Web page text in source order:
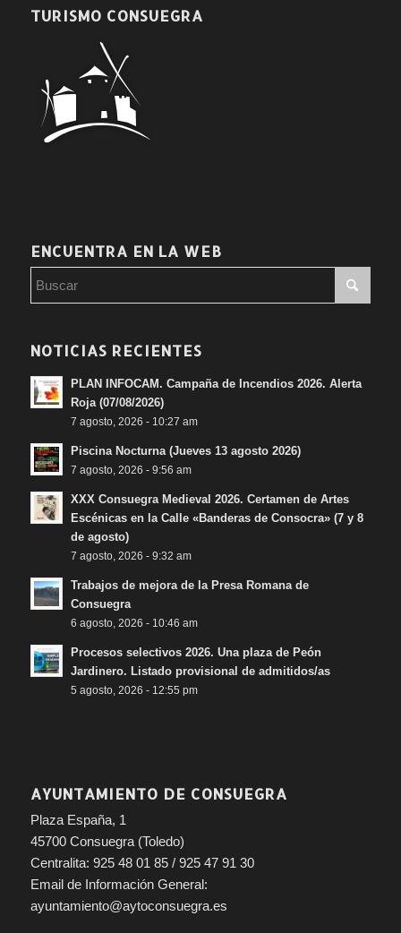
TURISMO CONSUEGRA
ENCUENTRA EN LA WEB
NOTICIAS RECIENTES
PLAN INFOCAM. Campaña de Incendios 2026. Alerta
Roja (07/08/2026)
7 agosto, 2026 - 10:27 am
Piscina Nocturna (Jueves 13 agosto 2026)
7 agosto, 2026 - 9:56 am
XXX Consuegra Medieval 2026. Certamen de Artes
Escénicas en la Calle «Banderas de Consocra» (7 y 8
de agosto)
7 agosto, 2026 - 9:32 am
Trabajos de mejora de la Presa Romana de
Consuegra
6 agosto, 2026 - 10:46 am
Procesos selectivos 2026. Una plaza de Peón
Jardinero. Listado provisional de admitidos/as
5 agosto, 2026 - 12:55 pm
AYUNTAMIENTO DE CONSUEGRA
Plaza España, 1
45700 Consuegra (Toledo)
Centralita: 925 48 01 85 / 925 47 91 30
Email de Información General:
ayuntamiento@aytoconsuegra.es